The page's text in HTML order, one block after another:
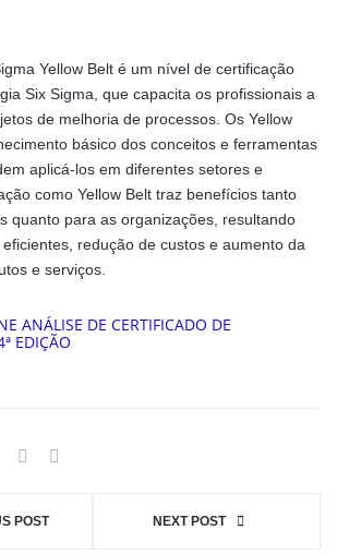
Yellow Belt é um nível de certificação
Six Sigma, que capacita os profissionais a
de melhoria de processos. Os Yellow
básico dos conceitos e ferramentas
aplicá-los em diferentes setores e
como Yellow Belt traz benefícios tanto
quanto para as organizações, resultando
redução de custos e aumento da
e serviços.
POST NEXT POST